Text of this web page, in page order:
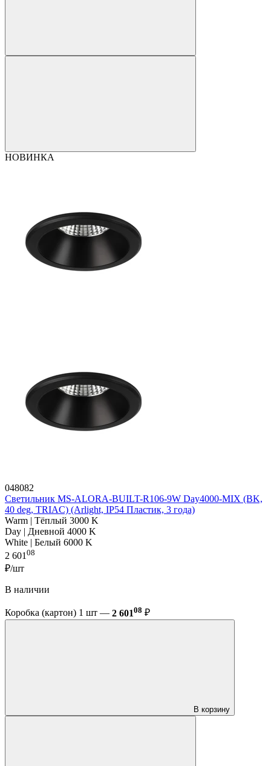
НОВИНКА
048082
Светильник MS-ALORA-BUILT-R106-9W Day4000-MIX (BK,
40 deg, TRIAC) (Arlight, IP54 Пластик, 3 года)
Warm | Тёплый 3000 K
Day | Дневной 4000 K
White | Белый 6000 K
2 60108
₽/шт
В наличии
Коробка (картон) 1 шт — 2 60108 ₽
В корзину